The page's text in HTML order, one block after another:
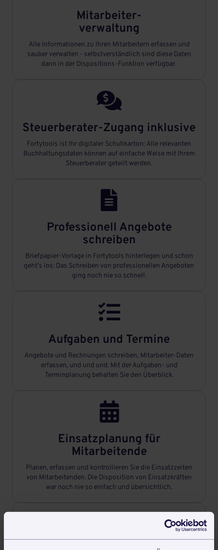
Mitarbeiter-
verwaltung
Alle Informationen zu Ihren Mitarbeitern erfassen und
sauber verwalten - selbstverständlich sind diese Daten
dann in der Dispositions-Funktion verfügbar.

Steuerberater-Zugang inklusive
Fortytools ist Ihr digitaler Schuhkarton: Alle relevanten
Buchhaltungsdaten können auf einfache Weise mit Ihrem
Steuerberater geteilt werden.

Professionell Angebote
schreiben
Briefpapier-Vorlage in Fortytools hinterlegen und schon
geht‘s los: Das Schreiben von professionellen Angeboten
ging noch nie so schnell.

Aufgaben und Termine
Angebote und Rechnungen schreiben, Mitarbeiter-Daten
erfassen, und und und. Mit der Aufgaben- und
Terminplanung behalten Sie den Überblick.

Einsatzplanung für
Mitarbeitende
Planen, erfassen und kontrollieren Sie die Einsatzzeiten
von Mitarbeitenden. Die Disposition von Einsatzkräften
war noch nie so einfach und übersichtlich.